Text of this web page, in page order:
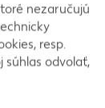
nezaručujú
resp.
súhlas odvolať,